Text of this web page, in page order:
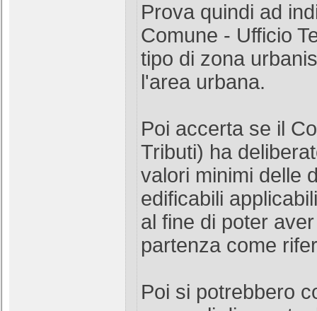
Prova quindi ad
Comune - Ufficio
tipo di zona
l'area urbana.
Poi accerta se il
Tributi) ha
valori minimi delle
edificabili
al fine di poter
partenza come
Poi si potrebbero